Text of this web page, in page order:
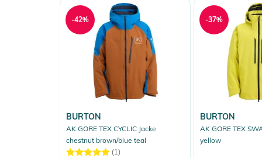
BURTON
AK GORE TEX CYCLIC Jacke
chestnut brown/blue teal
(1)
-42%
BURTON
AK GORE TEX
yellow
-37%